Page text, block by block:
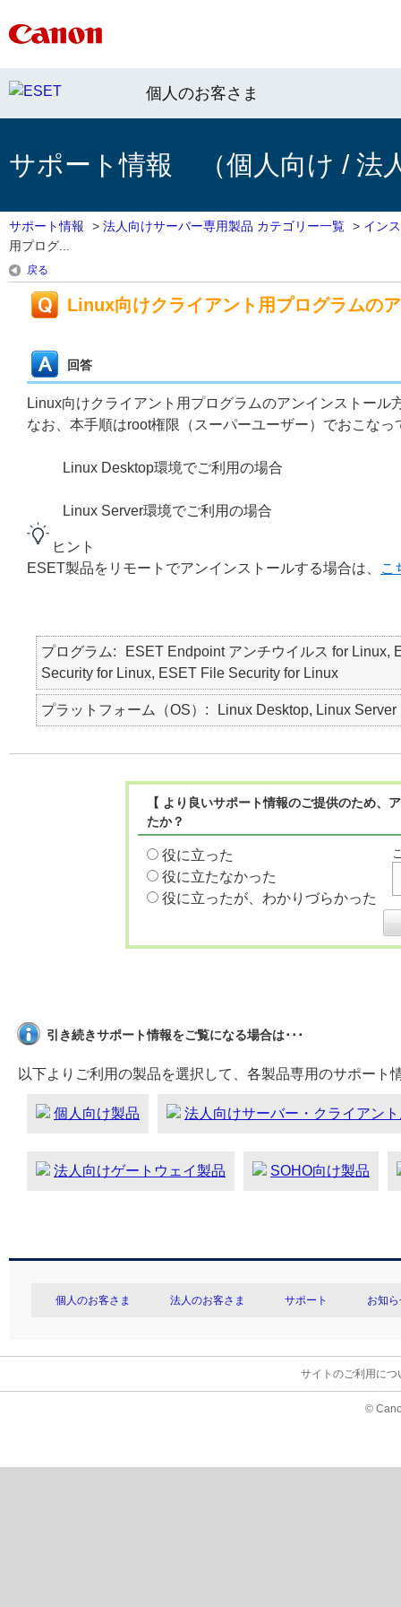
個人のお客さま
サポート情報 （個人向け / 法
サポート情報 > 法人向けサーバー専用製品 カテゴリー一覧 > イン
用プログ...
戻る
Linux向けクライアント用プログラムの
回答
Linux向けクライアント用プログラムのアンインストー
なお、本手順はroot権限（スーパーユーザー）でおこなっ
Linux Desktop環境でご利用の場合
Linux Server環境でご利用の場合
ヒント
ESET製品をリモートでアンインストールする場合は、
こ
プログラム
ESET Endpoint アンチウイルス for Linux,
Security for Linux, ESET File Security for Linux
プラットフォーム（OS） Linux Desktop, Linux Server
【 より良いサポート情報のご提供のため
たか？
役に立った
役に立たなかった
役に立ったが、わかりづらかった
引き続きサポート情報をご覧になる場合は･･･
以下よりご利用の製品を選択して、各製品専用のサポート
個人向け製品 法人向けサーバー・クライアン
法人向けゲートウェイ製品 SOHO向け製品
個人のお客さま 法人のお客さま サポート お知
サイトのご利用につ
©